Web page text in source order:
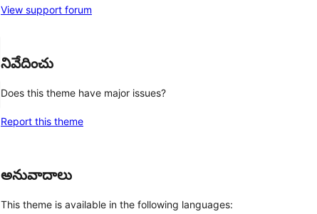
View support forum
నివేదించు
Does this theme have major issues?
Report this theme
అనువాదాలు
This theme is available in the following languages: